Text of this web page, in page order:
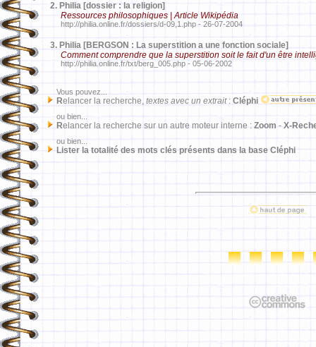
2. Philia [dossier : la religion]
Ressources philosophiques | Article Wikipédia
http://philia.online.fr/dossiers/d-09,1.php - 26-07-2004
3. Philia [BERGSON : La superstition a une fonction sociale]
Comment comprendre que la superstition soit le fait d'un être
http://philia.online.fr/txt/berg_005.php - 05-06-2002
Vous pouvez...
Relancer la recherche, textes avec un extrait: Cléphi
ou bien...
Relancer la recherche sur un autre moteur interne : Zoom - X-
ou bien...
Lister la totalité des mots clés présents dans la base Cléphi